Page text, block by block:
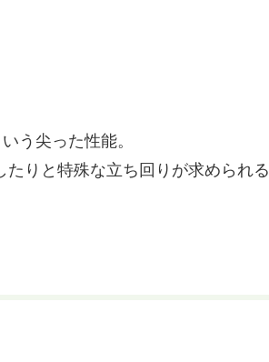
う尖った性能。
りと特殊な立ち回りが求められる